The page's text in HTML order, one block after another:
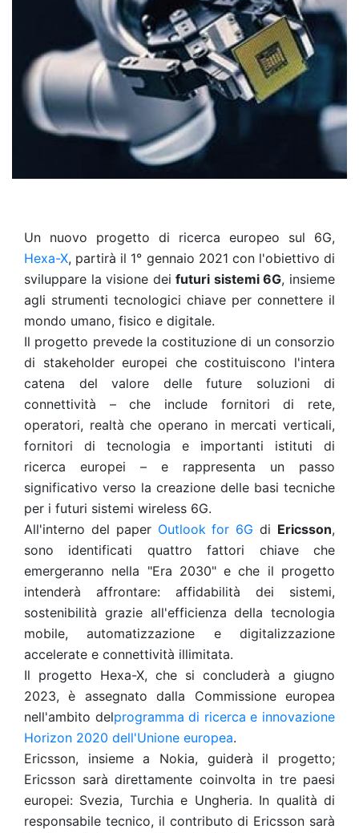
Un nuovo progetto di ricerca europeo sul 6G,
Hexa-X, partirà il 1° gennaio 2021 con l'obiettivo di
sviluppare la visione dei futuri sistemi 6G, insieme
agli strumenti tecnologici chiave per connettere il
mondo umano, fisico e digitale.
Il progetto prevede la costituzione di un consorzio
di stakeholder europei che costituiscono l'intera
catena del valore delle future soluzioni di
connettività – che include fornitori di rete,
operatori, realtà che operano in mercati verticali,
fornitori di tecnologia e importanti istituti di
ricerca europei – e rappresenta un passo
significativo verso la creazione delle basi tecniche
per i futuri sistemi wireless 6G.
All'interno del paper Outlook for 6G di Ericsson,
sono identificati quattro fattori chiave che
emergeranno nella "Era 2030" e che il progetto
intenderà affrontare: affidabilità dei sistemi,
sostenibilità grazie all'efficienza della tecnologia
mobile, automatizzazione e digitalizzazione
accelerate e connettività illimitata.
Il progetto Hexa-X, che si concluderà a giugno
2023, è assegnato dalla Commissione europea
nell'ambito delprogramma di ricerca e innovazione
Horizon 2020 dell'Unione europea.
Ericsson, insieme a Nokia, guiderà il progetto;
Ericsson sarà direttamente coinvolta in tre paesi
europei: Svezia, Turchia e Ungheria. In qualità di
responsabile tecnico, il contributo di Ericsson sarà